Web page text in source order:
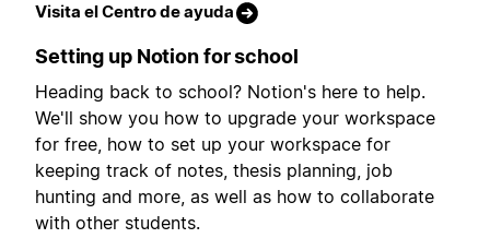
Visita el Centro de ayuda
Setting up Notion for school
Heading back to school? Notion's here to help.
We'll show you how to upgrade your workspace
for free, how to set up your workspace for
keeping track of notes, thesis planning, job
hunting and more, as well as how to collaborate
with other students.